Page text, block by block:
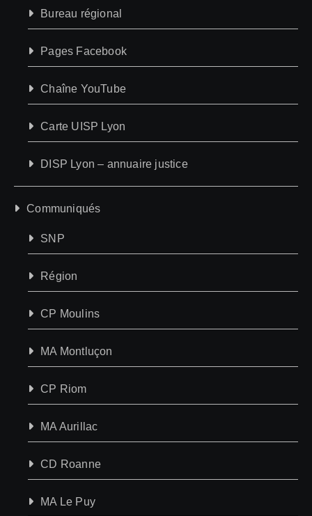
Bureau régional
Pages Facebook
Chaîne YouTube
Carte UISP Lyon
DISP Lyon – annuaire justice
Communiqués
SNP
Région
CP Moulins
MA Montluçon
CP Riom
MA Aurillac
CD Roanne
MA Le Puy